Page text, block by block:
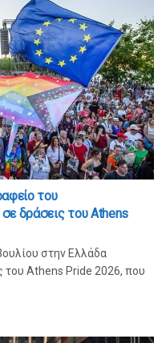
του
δράσεις του Athens
στην Ελλάδα
του Athens Pride 2026, που